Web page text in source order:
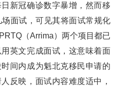
新冠确诊数字暴增，然而移
面试，可见其将面试常规化
（Arrima）两个项目都已
英文完成面试，这意味着面
间内成为魁北克移民申请的
反映，面试内容难度适中，